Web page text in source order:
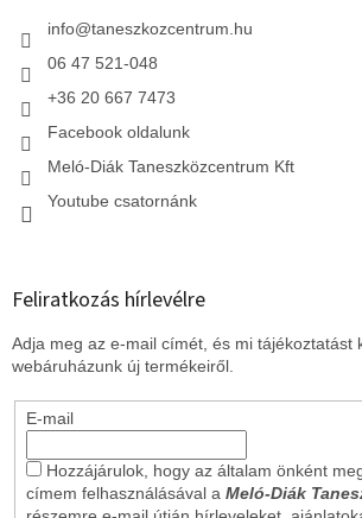
info@taneszkozcentrum.hu
06 47 521-048
+36 20 667 7473
Facebook oldalunk
Meló-Diák Taneszközcentrum Kft
Youtube csatornánk
Feliratkozás hírlevélre
Adja meg az e-mail címét, és mi tájékoztatást
webáruházunk új termékeiről.
E-mail
Hozzájárulok, hogy az általam önként
címem felhasználásával a Meló-Diák